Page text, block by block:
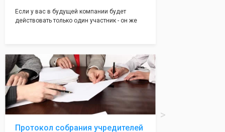
Если у вас в будущей компании будет
действовать только один участник - он же
грамотно составят данное заявление, а Вам
нужно будет только поставить подпись на
нём!
Протокол собрания учредителей